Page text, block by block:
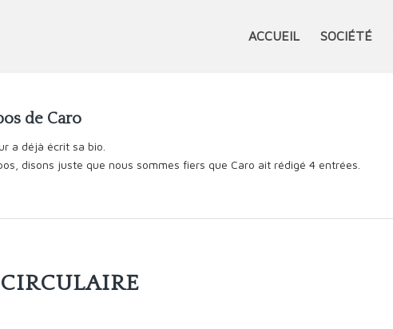
ACCUEIL SOCIÉTÉ
de Caro
a déjà écrit sa bio.
disons juste que nous sommes fiers que Caro ait rédigé 4 entrées.